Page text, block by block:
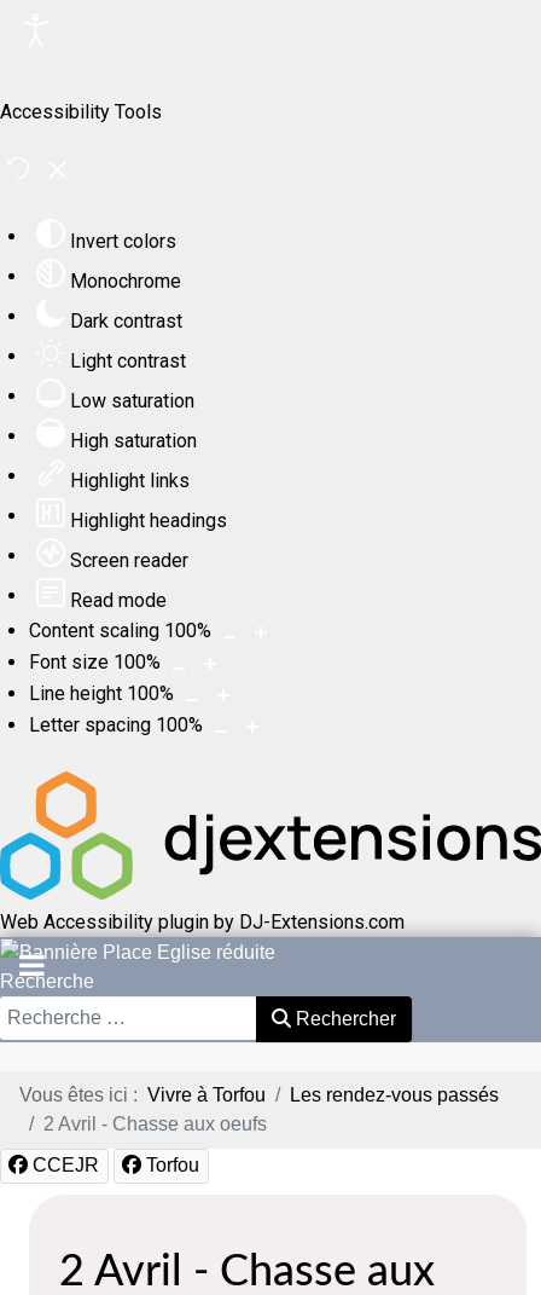
Accessibility Tools
Invert colors
Monochrome
Dark contrast
Light contrast
Low saturation
High saturation
Highlight links
Highlight headings
Screen reader
Read mode
Content scaling 100%
Font size 100%
Line height 100%
Letter spacing 100%
Web Accessibility plugin by DJ-Extensions.com
Recherche
Rechercher
Vous êtes ici : Vivre à Torfou
Les rendez-vous passés
2 Avril - Chasse aux oeufs
CCEJR Torfou
2 Avril - Chasse aux